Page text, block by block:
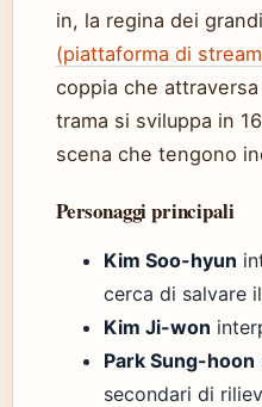
in, la regina dei
(piattaforma di
coppia che
trama si sviluppa in
scena che tengono
Personaggi principali
Kim Soo-hyun
cerca di salvare
Kim Ji-won
Park Sung-hoon
secondari di